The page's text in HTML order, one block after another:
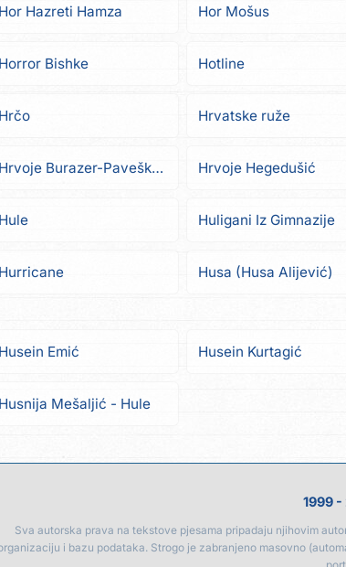
Hor Hazreti Hamza Hor Mošus
Horror Bishke Hotline
Hrčo Hrvatske ruže
Hrvoje Burazer-Pavešković Hrvoje Hegedušić
Hule Huligani Iz Gimnazije
Hurricane Husa (Husa Alijević)
Husein Emić Husein Kurtagić
Husnija Mešaljić - Hule
1999
Sva autorska prava na tekstove pjesama pripadaju njihovim
i bazu podataka. Strogo je zabranjeno masovno